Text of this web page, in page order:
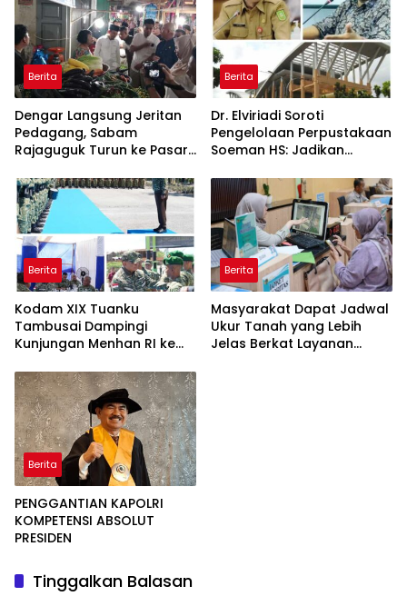
Berita
Dengar Langsung Jeritan
Pedagang, Sabam
Rajaguguk Turun ke Pasar
Berita
Dr. Elviriadi Soroti
Pengelolaan Perpustakaan
Soeman HS: Jadikan
Kawah Candradimuka
Intelektual
Berita
Kodam XIX Tuanku
Tambusai Dampingi
Kunjungan Menhan RI ke
Perkuat Pembangunan
Satuan
Berita
Masyarakat Dapat Jadwal
Ukur Tanah yang Lebih
Jelas Berkat Layanan
Berita
PENGGANTIAN KAPOLRI
KOMPETENSI ABSOLUT
PRESIDEN
Tinggalkan Balasan